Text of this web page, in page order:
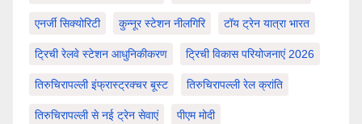
एनर्जी सिक्योरिटी कुन्नूर स्टेशन नीलगिरि टॉय ट्रेन यात्रा भारत
ट्रिची रेलवे स्टेशन आधुनिकीकरण ट्रिची विकास परियोजनाएं 2026
तिरुचिरापल्ली इंफ्रास्ट्रक्चर बूस्ट तिरुचिरापल्ली रेल क्रांति
तिरुचिरापल्ली से नई ट्रेन सेवाएं पीएम मोदी